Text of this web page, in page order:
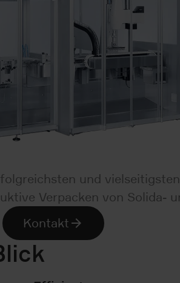
und
Verpacken von Solida-
Kontakt